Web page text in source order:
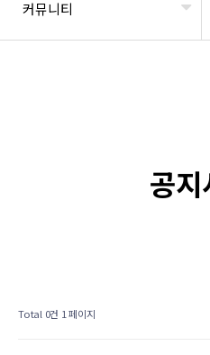
커뮤니티
공
Total 0건 1 페이지